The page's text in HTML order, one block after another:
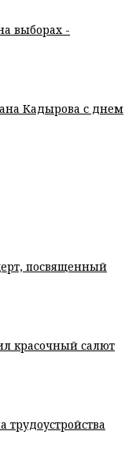
выборах -
Кадырова с днем
посвященный
красочный салют
трудоустройства